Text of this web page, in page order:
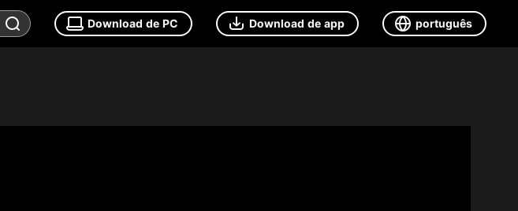
Download de PC Download de app português